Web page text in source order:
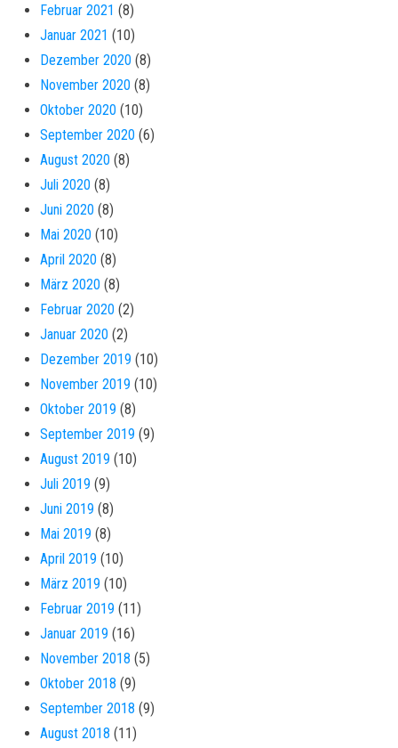
Februar 2021 (8)
Januar 2021 (10)
Dezember 2020 (8)
November 2020 (8)
Oktober 2020 (10)
September 2020 (6)
August 2020 (8)
Juli 2020 (8)
Juni 2020 (8)
Mai 2020 (10)
April 2020 (8)
März 2020 (8)
Februar 2020 (2)
Januar 2020 (2)
Dezember 2019 (10)
November 2019 (10)
Oktober 2019 (8)
September 2019 (9)
August 2019 (10)
Juli 2019 (9)
Juni 2019 (8)
Mai 2019 (8)
April 2019 (10)
März 2019 (10)
Februar 2019 (11)
Januar 2019 (16)
November 2018 (5)
Oktober 2018 (9)
September 2018 (9)
August 2018 (11)